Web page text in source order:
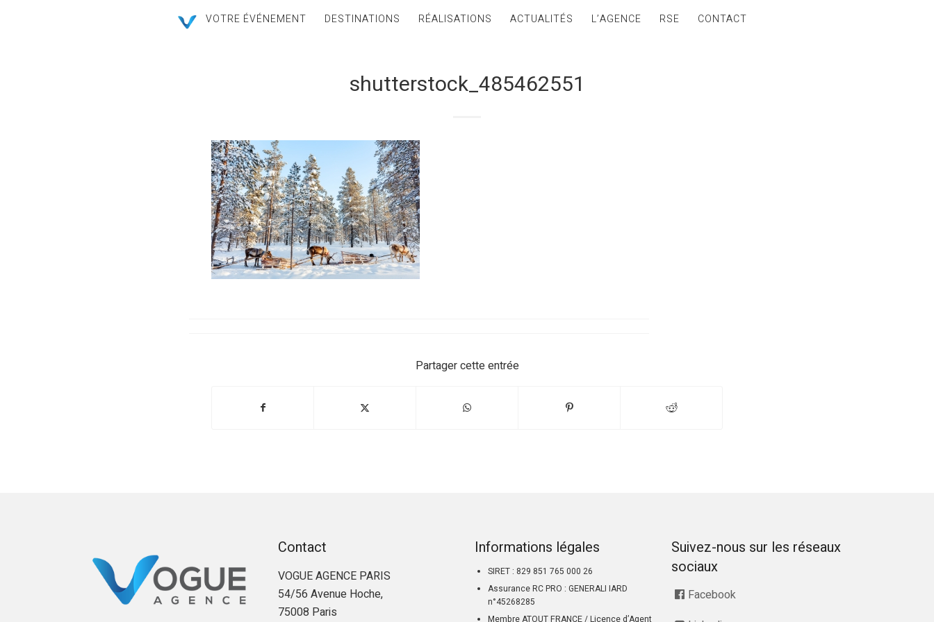
VOTRE ÉVÉNEMENT DESTINATIONS RÉALISATIONS ACTUALITÉS L’AGENCE RSE CONTACT
shutterstock_485462551
Partager cette entrée
Contact
VOGUE AGENCE PARIS
54/56 Avenue Hoche,
75008 Paris
Informations légales
SIRET : 829 851 765 000 26
Assurance RC PRO : GENERALI IARD
n°45268285
Membre ATOUT FRANCE / Licence d’Agent
Suivez-nous sur les réseaux
sociaux
Facebook